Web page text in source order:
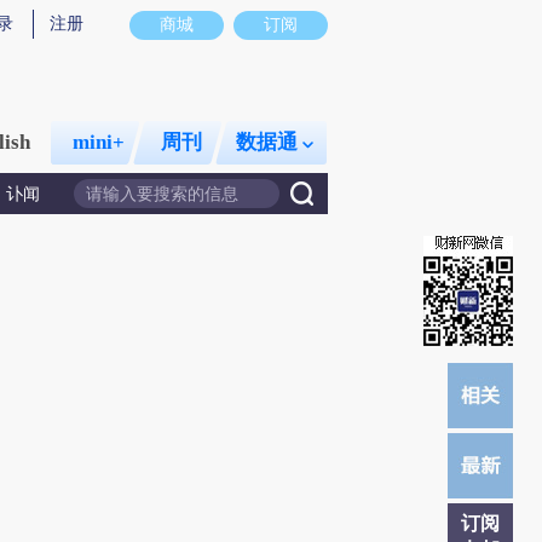
商城 订阅
注册
mini+ 周刊 数据通
讣闻
订阅